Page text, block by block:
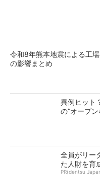
令和8年熊本地震による工
の影響まとめ
異例ヒット
の“オープ
全員がリー
た人財を育
PR(dentsu